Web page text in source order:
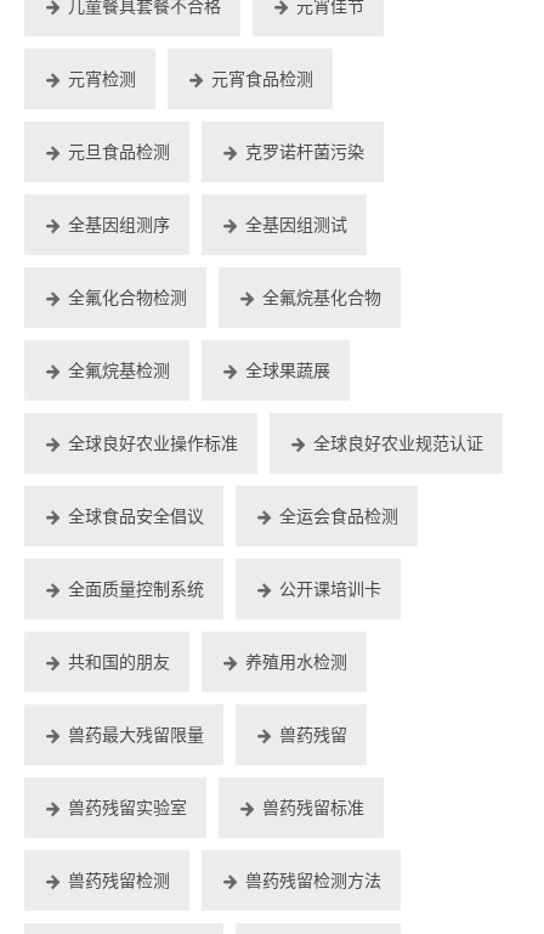
儿童餐具套餐不合格 元宵佳节
元宵检测 元宵食品检测
元旦食品检测 克罗诺杆菌污染
全基因组测序 全基因组测试
全氟化合物检测 全氟烷基化合物
全氟烷基检测 全球果蔬展
全球良好农业操作标准 全球良好农业规范认证
全球食品安全倡议 全运会食品检测
全面质量控制系统 公开课培训卡
共和国的朋友 养殖用水检测
兽药最大残留限量 兽药残留
兽药残留实验室 兽药残留标准
兽药残留检测 兽药残留检测方法